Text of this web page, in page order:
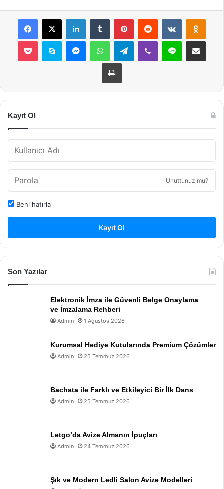
Facebook
X LinkedInTumblr PinterestReddit VKontakte
Pocket Skype MessengerWhatsAppTelegramViber Line E-Posta ile
Yazdır
Kayıt Ol
Unuttunuz mu?
Beni hatırla
Kayıt Ol
Son Yazılar
Elektronik İmza ile Güvenli Belge Onaylama
ve İmzalama Rehberi
Admin 1 Ağustos 2026
Kurumsal Hediye Kutularında Premium Çözümler
Admin 25 Temmuz 2026
Bachata ile Farklı ve Etkileyici Bir İlk Dans
Admin 25 Temmuz 2026
Letgo’da Avize Almanın İpuçları
Admin 24 Temmuz 2026
Şık ve Modern Ledli Salon Avize Modelleri